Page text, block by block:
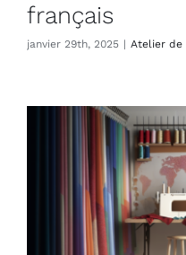
français
janvier 29th, 2025 | Atelier de